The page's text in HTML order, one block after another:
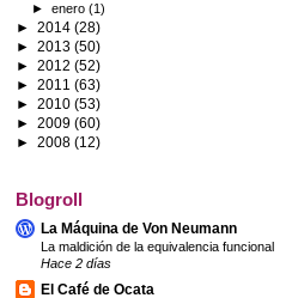
►enero(1)
► 2014 (28)
► 2013 (50)
► 2012 (52)
► 2011 (63)
► 2010 (53)
► 2009 (60)
► 2008 (12)
Blogroll
La Máquina de Von Neumann
La maldición de la equivalencia funcional
Hace 2 días
El Café de Ocata